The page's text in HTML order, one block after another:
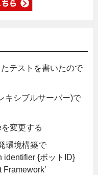
テストを書いたので
キシブルサーバー)で
変更する
環境構築で
identifier {ボットID}
Framework’